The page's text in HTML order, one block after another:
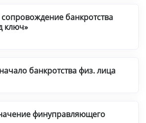
банкротства
ключ»
банкротства физ. лица
финуправляющего